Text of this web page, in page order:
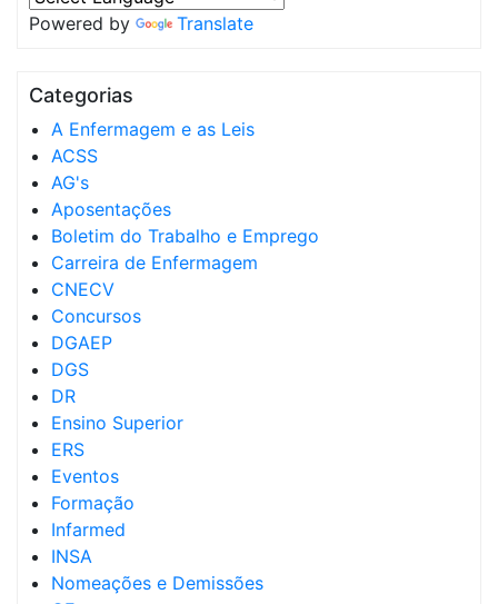
Powered by Translate
Categorias
A Enfermagem e as Leis
ACSS
AG's
Aposentações
Boletim do Trabalho e Emprego
Carreira de Enfermagem
CNECV
Concursos
DGAEP
DGS
DR
Ensino Superior
ERS
Eventos
Formação
Infarmed
INSA
Nomeações e Demissões